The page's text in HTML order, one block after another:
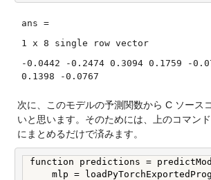
ans =
1 x 8 single row vector
-0.0442 -0.2474 0.3094 0.1759 -
0.1398 -0.0767
次に、このモデルの予測関数から C ソース
いと思います。そのためには、上のコマン
にまとめるだけで済みます。
function predictions =
mlp =